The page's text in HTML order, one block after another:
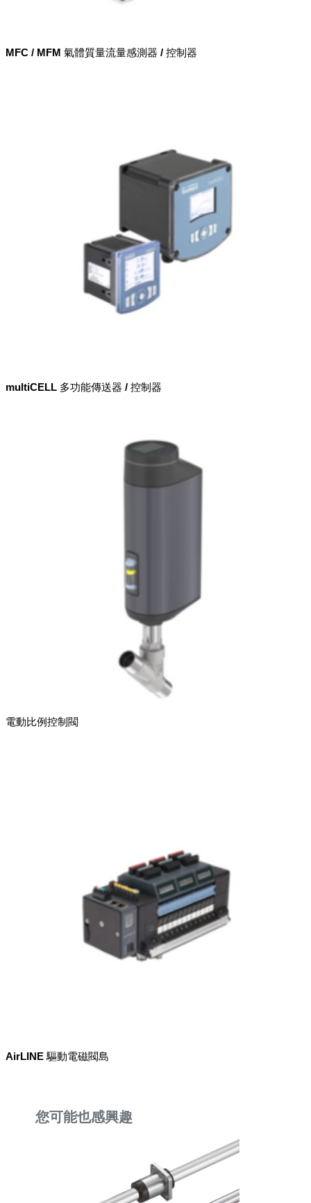
MFC / MFM 氣體質量流量感測器 / 控制器
multiCELL 多功能傳送器 / 控制器
電動比例控制閥
AirLINE 驅動電磁閥島
您可能也感興趣